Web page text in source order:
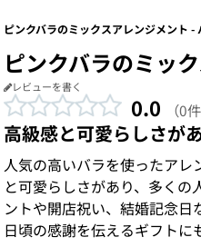
ピンクバラのミックスアレンジメント -
ピンクバラのミッ
レビューを書く
0.0 （0
高級感と可愛らしさが
人気の高いバラを使ったア
と可愛らしさがあり、多く
ントや開店祝い、結婚記念日
日頃の感謝を伝えるギフトに